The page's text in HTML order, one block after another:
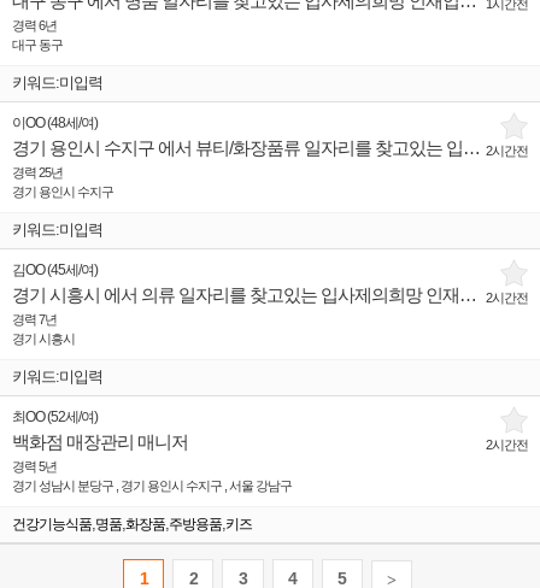
1시간전
경력 6년
대구 동구
키워드:미입력
2시간전
이OO(48세 /여)
경기 용인시 수지구 에서 뷰티/화장품류 일자리를 찾고있는 입사제의희망 인재입니다.
경력 25년
경기 용인시 수지구
키워드:미입력
2시간전
김OO(45세 /여)
경기 시흥시 에서 의류 일자리를 찾고있는 입사제의희망 인재입니다.
경력 7년
경기 시흥시
키워드:미입력
2시간전
최OO(52세 /여)
백화점 매장관리 매니저
경력 5년
경기 성남시 분당구 , 경기 용인시 수지구 , 서울 강남구
건강기능식품,명품,화장품,주방용품,키즈
1 2 3 4 5 >